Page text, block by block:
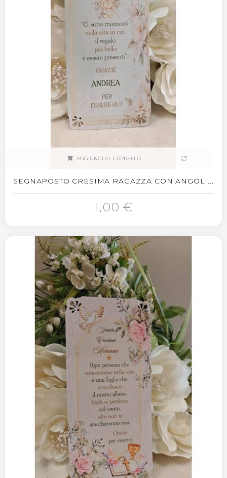
AGGIUNGI AL CARRELLO
SEGNAPOSTO CRESIMA RAGAZZA CON ANGOLI...
1,00 €